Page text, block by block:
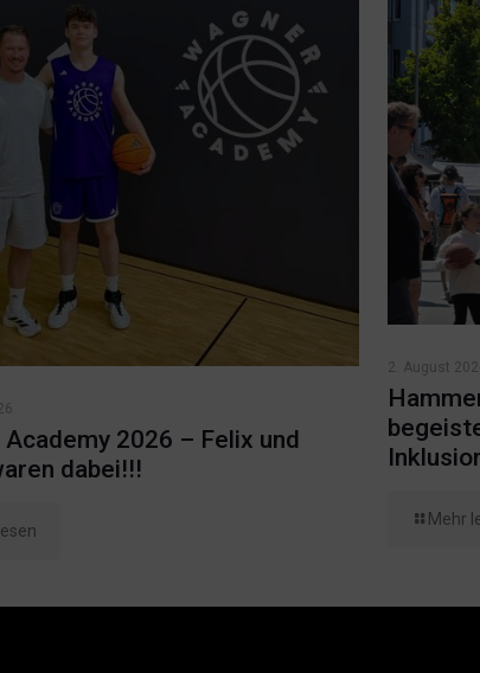
2026 – Felix und
dabei!!!
2. August
Mehr